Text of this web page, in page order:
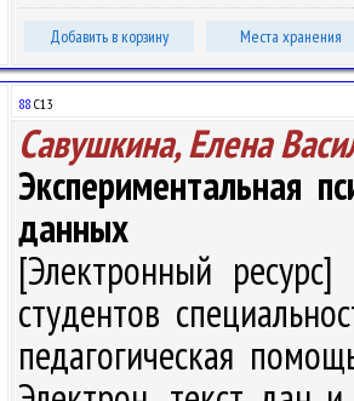
Добавить в корзину Места хранения
88 С13
Савушкина, Елена
Экспериментальная
данных
[Электронный
студентов
педагогическая